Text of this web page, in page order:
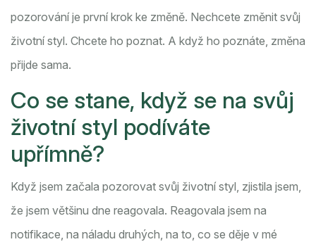
pozorování je první krok ke změně. Nechcete změnit svůj
životní styl. Chcete ho poznat. A když ho poznáte, změna
přijde sama.
Co se stane, když se na svůj
životní styl podíváte
upřímně?
Když jsem začala pozorovat svůj životní styl, zjistila jsem,
že jsem většinu dne reagovala. Reagovala jsem na
notifikace, na náladu druhých, na to, co se děje v mé